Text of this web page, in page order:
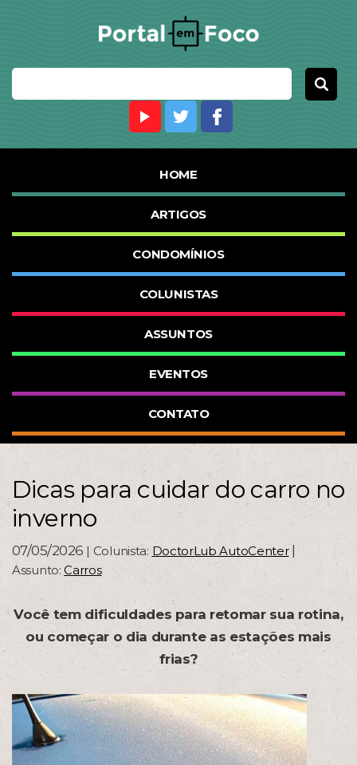
HOME
ARTIGOS
CONDOMÍNIOS
COLUNISTAS
ASSUNTOS
EVENTOS
CONTATO
Dicas para cuidar do carro no
inverno
07/05/2026 | Colunista: DoctorLub AutoCenter|
Assunto:Carros
Você tem dificuldades para retomar sua rotina,
ou começar o dia durante as estações mais
frias?